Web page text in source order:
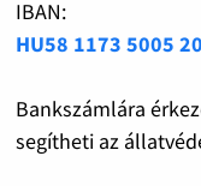
IBAN:
HU58 1173 5005
Bankszámlára
segítheti az